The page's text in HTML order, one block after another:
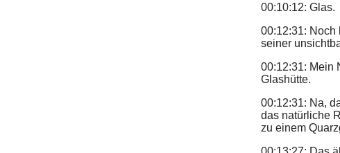
00:10:12: Glas.
00:12:31: Noch
seiner
00:12:31: Mein
Glashütte.
00:12:31: Na,
das natürliche
zu einem